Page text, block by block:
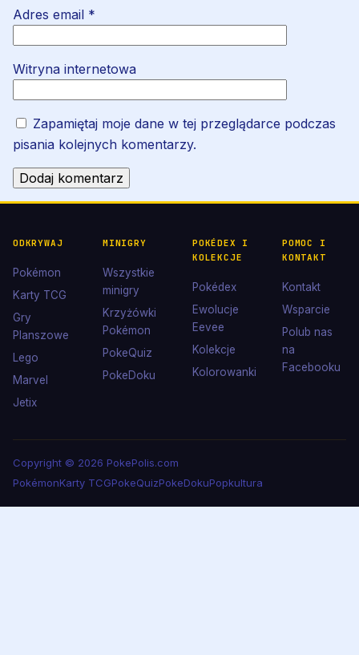
Adres email *
Witryna internetowa
Zapamiętaj moje dane w tej przeglądarce podczas
pisania kolejnych komentarzy.
ODKRYWAJ
Pokémon
Karty TCG
Gry
Planszowe
Lego
Marvel
Jetix
MINIGRY
Wszystkie
minigry
Krzyżówki
Pokémon
PokeQuiz
PokeDoku
POKÉDEX I
KOLEKCJE
Pokédex
Ewolucje
Eevee
Kolekcje
Kolorowanki
POMOC I
KONTAKT
Kontakt
Wsparcie
Polub nas
na
Facebooku
Copyright © 2026 PokePolis.com
PokémonKarty TCGPokeQuizPokeDokuPopkultura